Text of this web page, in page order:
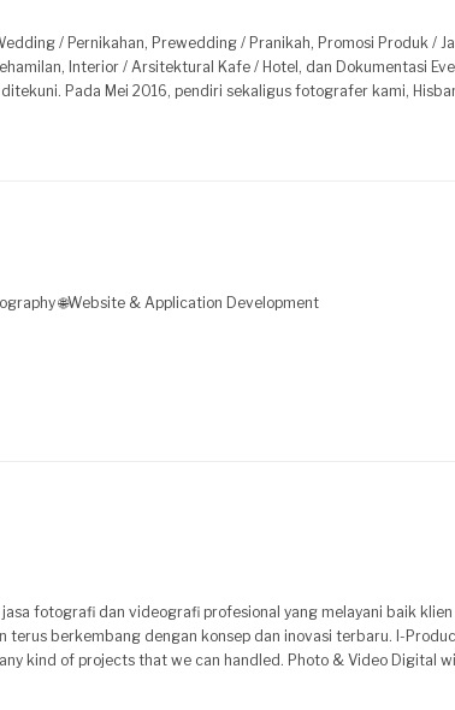
/ Pernikahan, Prewedding / Pranikah, Promosi Produk /
Interior / Arsitektural Kafe / Hotel, dan Dokumentasi Event.
Pada Mei 2016, pendiri sekaligus fotografer kami,
🌐Website & Application Development
fotografi dan videografi profesional yang melayani baik klien
terus berkembang dengan konsep dan inovasi terbaru. I-
kind of projects that we can handled. Photo & Video Digital